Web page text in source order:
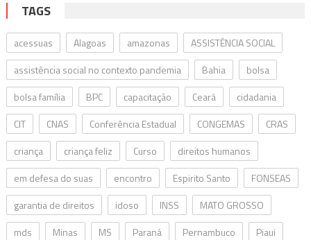
TAGS
acessuas Alagoas amazonas
ASSISTÊNCIA SOCIAL
assistência social no contexto pandemia
Bahia
bolsa
bolsa família
BPC capacitação Ceará
cidadania
CIT
CNAS Conferência Estadual CONGEMAS
CRAS
criança
criança feliz Curso
direitos humanos
em defesa do suas
encontro Espirito Santo
FONSEAS
garantia de direitos
idoso INSS
MATO GROSSO
mds
Minas MS Paraná Pernambuco
Piaui